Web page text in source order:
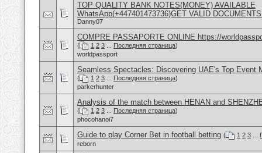
TOP QUALITY BANK NOTES(MONEY) AVAILABLE
WhatsApp(+447401473736)GET VALID
Danny07
COMPRE PASSAPORTE ONLINE https://
( 1 2 3 Последняя страница)
worldpassport
Seamless Spectacles: Discovering UAE's Top Event
( 1 2 3 Последняя страница)
parkerhunter
Analysis of the match between HENAN and
( 1 2 3 Последняя страница)
phocohanoi7
Guide to play Corner Bet in football betting ( 1 2 3
reborn